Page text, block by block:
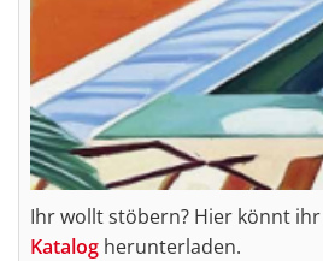
Ihr wollt stöbern? Hier könnt
Katalog herunterladen.